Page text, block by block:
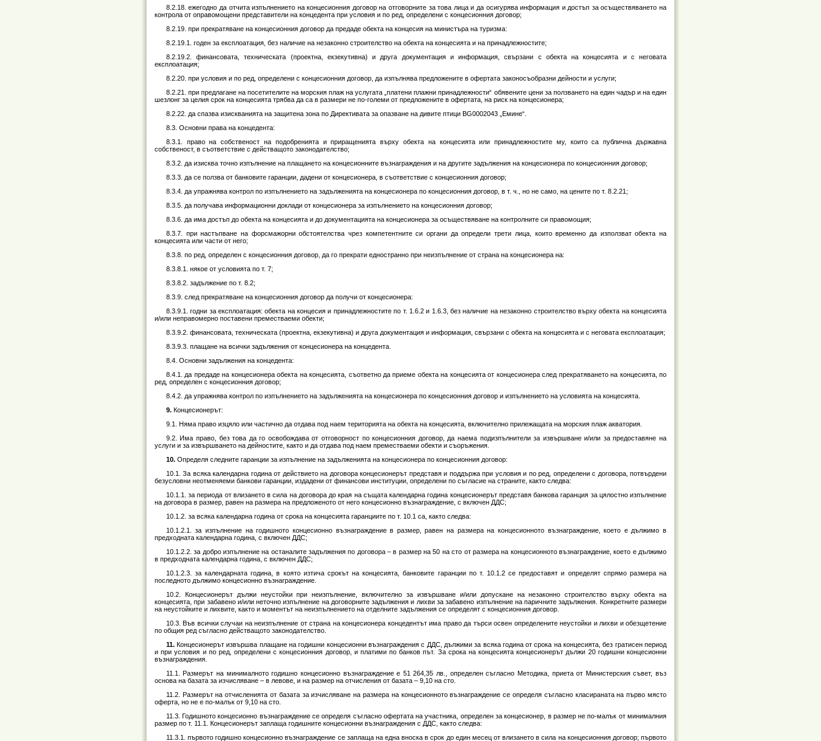
8.2.18. ежегодно да отчита изпълнението на концесионния договор на отговорните за това лица и да осигурява информация и достъп за осъществяването на
контрола от оправомощени представители на концедента при условия и по ред, определени с концесионния договор;
8.2.19. при прекратяване на концесионния договор да предаде обекта на концесия на министъра на туризма:
8.2.19.1. годен за експлоатация, без наличие на незаконно строителство на обекта на концесията и на принадлежностите;
8.2.19.2. финансовата, техническата (проектна, екзекутивна) и друга документация и информация, свързани с обекта на концесията и с неговата
експлоатация;
8.2.20. при условия и по ред, определени с концесионния договор, да изпълнява предложените в офертата законосъобразни дейности и услуги;
8.2.21. при предлагане на посетителите на морския плаж на услугата „платени плажни принадлежности“ обявените цени за ползването на един чадър и на един
шезлонг за целия срок на концесията трябва да са в размери не по-големи от предложените в офертата, на риск на концесионера;
8.2.22. да спазва изискванията на защитена зона по Директивата за опазване на дивите птици BG0002043 „Емине“.
8.3. Основни права на концедента:
8.3.1. право на собственост на подобренията и приращенията върху обекта на концесията или принадлежностите му, които са публична държавна
собственост, в съответствие с действащото законодателство;
8.3.2. да изисква точно изпълнение на плащането на концесионните възнаграждения и на другите задължения на концесионера по концесионния договор;
8.3.3. да се ползва от банковите гаранции, дадени от концесионера, в съответствие с концесионния договор;
8.3.4. да упражнява контрол по изпълнението на задълженията на концесионера по концесионния договор, в т. ч., но не само, на цените по т. 8.2.21;
8.3.5. да получава информационни доклади от концесионера за изпълнението на концесионния договор;
8.3.6. да има достъп до обекта на концесията и до документацията на концесионера за осъществяване на контролните си правомощия;
8.3.7. при настъпване на форсмажорни обстоятелства чрез компетентните си органи да определи трети лица, които временно да използват обекта на
концесията или части от него;
8.3.8. по ред, определен с концесионния договор, да го прекрати едностранно при неизпълнение от страна на концесионера на:
8.3.8.1. някое от условията по т. 7;
8.3.8.2. задължение по т. 8.2;
8.3.9. след прекратяване на концесионния договор да получи от концесионера:
8.3.9.1. годни за експлоатация: обекта на концесия и принадлежностите по т. 1.6.2 и 1.6.3, без наличие на незаконно строителство върху обекта на концесията
и/или неправомерно поставени преместваеми обекти;
8.3.9.2. финансовата, техническата (проектна, екзекутивна) и друга документация и информация, свързани с обекта на концесията и с неговата експлоатация;
8.3.9.3. плащане на всички задължения от концесионера на концедента.
8.4. Основни задължения на концедента:
8.4.1. да предаде на концесионера обекта на концесията, съответно да приеме обекта на концесията от концесионера след прекратяването на концесията, по
ред, определен с концесионния договор;
8.4.2. да упражнява контрол по изпълнението на задълженията на концесионера по концесионния договор и изпълнението на условията на концесията.
9.Концесионерът:
9.1. Няма право изцяло или частично да отдава под наем територията на обекта на концесията, включително прилежащата на морския плаж акватория.
9.2. Има право, без това да го освобождава от отговорност по концесионния договор, да наема подизпълнители за извършване и/или за предоставяне на
услуги и за извършването на дейностите, както и да отдава под наем преместваеми обекти и съоръжения.
10.Определя следните гаранции за изпълнение на задълженията на концесионера по концесионния договор:
10.1. За всяка календарна година от действието на договора концесионерът представя и поддържа при условия и по ред, определени с договора, потвърдени
безусловни неотменяеми банкови гаранции, издадени от финансови институции, определени по съгласие на страните, както следва:
10.1.1. за периода от влизането в сила на договора до края на същата календарна година концесионерът представя банкова гаранция за цялостно изпълнение
на договора в размер, равен на размера на предложеното от него концесионно възнаграждение, с включен ДДС;
10.1.2. за всяка календарна година от срока на концесията гаранциите по т. 10.1 са, както следва:
10.1.2.1. за изпълнение на годишното концесионно възнаграждение в размер, равен на размера на концесионното възнаграждение, което е дължимо в
предходната календарна година, с включен ДДС;
10.1.2.2. за добро изпълнение на останалите задължения по договора – в размер на 50 на сто от размера на концесионното възнаграждение, което е дължимо
в предходната календарна година, с включен ДДС;
10.1.2.3. за календарната година, в която изтича срокът на концесията, банковите гаранции по т. 10.1.2 се предоставят и определят спрямо размера на
последното дължимо концесионно възнаграждение.
10.2. Концесионерът дължи неустойки при неизпълнение, включително за извършване и/или допускане на незаконно строителство върху обекта на
концесията, при забавено и/или неточно изпълнение на договорните задължения и лихви за забавено изпълнение на паричните задължения. Конкретните размери
на неустойките и лихвите, както и моментът на неизпълнението на отделните задължения се определят с концесионния договор.
10.3. Във всички случаи на неизпълнение от страна на концесионера концедентът има право да търси освен определените неустойки и лихви и обезщетение
по общия ред съгласно действащото законодателство.
11.Концесионерът извършва плащане на годишни концесионни възнаграждения с ДДС, дължими за всяка година от срока на концесията, без гратисен период
и при условия и по ред, определени с концесионния договор, и платими по банков път. За срока на концесията концесионерът дължи 20 годишни концесионни
възнаграждения.
11.1. Размерът на минималното годишно концесионно възнаграждение е 51 264,35 лв., определен съгласно Методика, приета от Министерския съвет, въз
основа на базата за изчисляване – в левове, и на размер на отчисления от базата – 9,10 на сто.
11.2. Размерът на отчисленията от базата за изчисляване на размера на концесионното възнаграждение се определя съгласно класираната на първо място
оферта, но не е по-малък от 9,10 на сто.
11.3. Годишното концесионно възнаграждение се определя съгласно офертата на участника, определен за концесионер, в размер не по-малък от минималния
размер по т. 11.1. Концесионерът заплаща годишните концесионни възнаграждения с ДДС, както следва:
11.3.1. първото годишно концесионно възнаграждение се заплаща на една вноска в срок до един месец от влизането в сила на концесионния договор; първото